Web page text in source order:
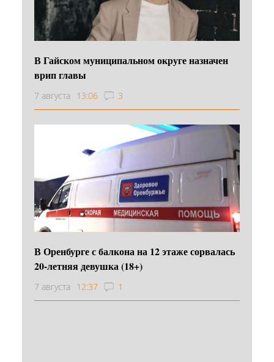
В Гайском муниципальном округе назначен
врип главы
7 августа 13:06 3
В Оренбурге с балкона на 12 этаже сорвалась
20-летняя девушка (18+)
7 августа 12:37 1